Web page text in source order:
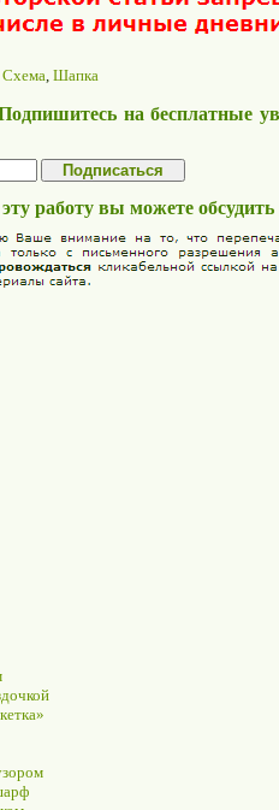
Схема Шапка
на бесплатные
работу вы можете